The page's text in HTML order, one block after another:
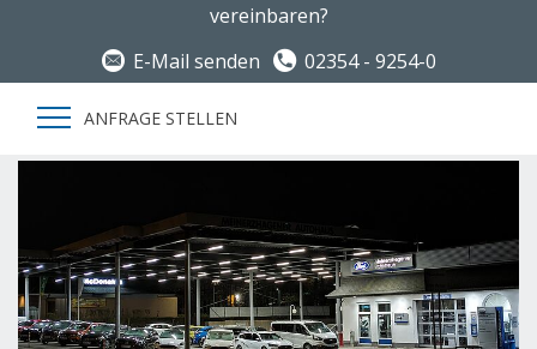
vereinbaren?
E-Mail senden
02354 - 9254-0
ANFRAGE STELLEN